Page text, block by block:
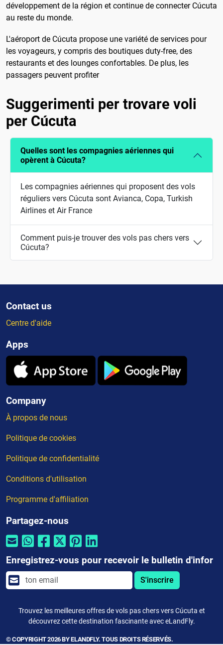
développement de la région et continue de connecter Cúcuta
au reste du monde.
L'aéroport de Cúcuta propose une variété de services pour
les voyageurs, y compris des boutiques duty-free, des
restaurants et des lounges confortables. De plus, les
passagers peuvent profiter
Suggerimenti per trovare voli
per Cúcuta
Quelles sont les compagnies aériennes qui
opèrent à Cúcuta?
Les compagnies aériennes qui proposent des vols
réguliers vers Cúcuta sont Avianca, Copa, Turkish
Airlines et Air France
Comment puis-je trouver des vols pas chers vers
Cúcuta?
Contact us
Centre d'aide
Apps
Company
À propos de nous
Politique de cookies
Politique de confidentialité
Conditions d'utilisation
Programme d'affiliation
Partagez-nous
Enregistrez-vous pour recevoir le bulletin d'infor
S'inscrire
Trouvez les meilleures offres de vols pas chers vers Cúcuta et
découvrez cette destination fascinante avec eLandFly.
© COPYRIGHT 2026 BY ELANDFLY. TOUS DROITS RÉSERVÉS.